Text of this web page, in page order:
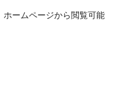
ホームページから閲覧可能